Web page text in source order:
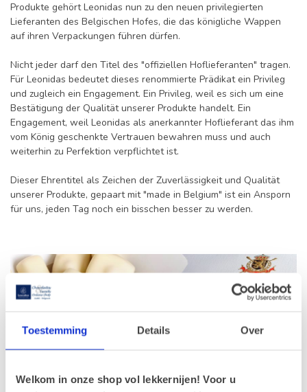
Toestemming Details Over
Welkom in onze shop vol lekkernijen! Voor u
Produkte gehört Leonidas nun zu den neuen privilegierten
Lieferanten des Belgischen Hofes, die das königliche Wappen
auf ihren Verpackungen führen dürfen.
Nicht jeder darf den Titel des "offiziellen Hoflieferanten" tragen.
Für Leonidas bedeutet dieses renommierte Prädikat ein Privileg
und zugleich ein Engagement. Ein Privileg, weil es sich um eine
Bestätigung der Qualität unserer Produkte handelt. Ein
Engagement, weil Leonidas als anerkannter Hoflieferant das ihm
vom König geschenkte Vertrauen bewahren muss und auch
weiterhin zu Perfektion verpflichtet ist.
Dieser Ehrentitel als Zeichen der Zuverlässigkeit und Qualität
unserer Produkte, gepaart mit "made in Belgium" ist ein Ansporn
für uns, jeden Tag noch ein bisschen besser zu werden.